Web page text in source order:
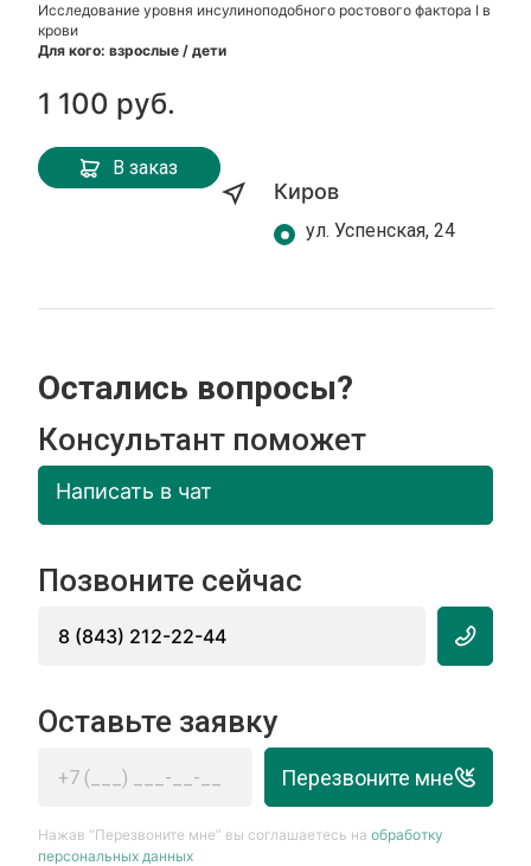
Исследование уровня инсулиноподобного ростового фактора I в
крови
Для кого: взрослые / дети
1 100 руб.
В заказ
Киров
ул. Успенская, 24
Остались вопросы?
Консультант поможет
Написать в чат
Позвоните сейчас
8 (843) 212-22-44
Оставьте заявку
Перезвоните мне
Нажав “Перезвоните мне” вы соглашаетесь наобработку
персональных данных